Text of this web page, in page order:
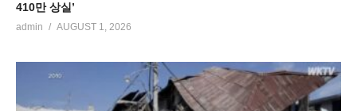
410만 상실’
admin AUGUST 1, 2026